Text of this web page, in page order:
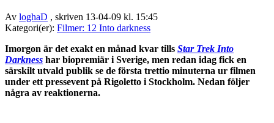
Av loghaD , skriven 13-04-09 kl. 15:45
Kategori(er): Filmer: 12 Into darkness
Imorgon är det exakt en månad kvar tills Star Trek Into
Darkness har biopremiär i Sverige, men redan idag fick en
särskilt utvald publik se de första trettio minuterna ur filmen
under ett pressevent på Rigoletto i Stockholm. Nedan följer
några av reaktionerna.